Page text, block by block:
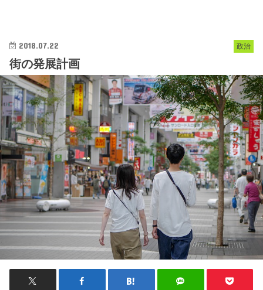
政治
2018.07.22
街の発展計画